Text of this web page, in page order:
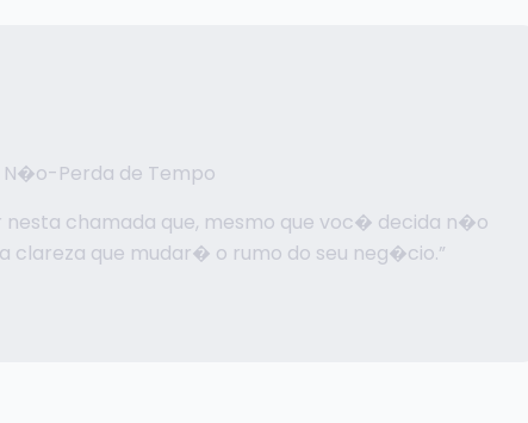
Perda de Tempo
chamada que, mesmo que voc� decida n�o
que mudar� o rumo do seu neg�cio.”